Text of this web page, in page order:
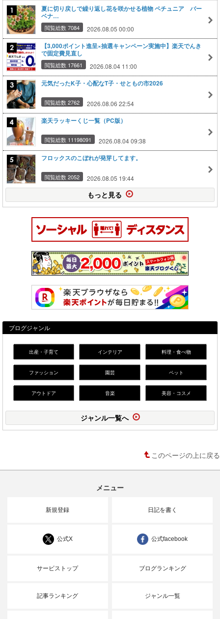
夏に切り戻しで繰り返し花を咲かせる植物 ペチュニア バー
ベナ…
閲覧総数 7084 2026.08.05 00:00
【3,000ポイント進呈×抽選キャンペーン実施中】楽天でんき
で固定費見直し
閲覧総数 17661 2026.08.04 11:00
元気だったK子・心配なT子・せともの市2026
閲覧総数 2762 2026.08.06 22:54
楽天ラッキーくじ一覧（PC版）
閲覧総数 11198091 2026.08.04 09:38
フロックスのこぼれが発芽してます。
閲覧総数 2052 2026.08.05 19:44
もっと見る
ブログジャンル
出産・子育て インテリア 料理・食べ物
ファッション 園芸 ペット
アウトドア 音楽 美容・コスメ
ジャンル一覧へ
このページの上に戻る
メニュー
新規登録 日記を書く
公式X 公式facebook
サービストップ ブログランキング
記事ランキング ジャンル一覧